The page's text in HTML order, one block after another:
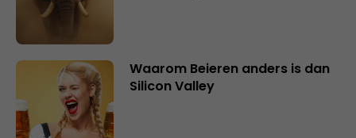
Waarom Beieren anders is dan
Silicon Valley